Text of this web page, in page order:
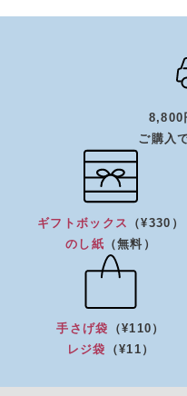
8,800
ご購入
ギフトボックス
（¥330）
のし紙 （無料）
手さげ袋
（¥110）
レジ袋
（¥11）